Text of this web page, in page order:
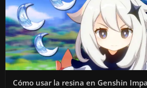
Cómo usar la resina en Genshin